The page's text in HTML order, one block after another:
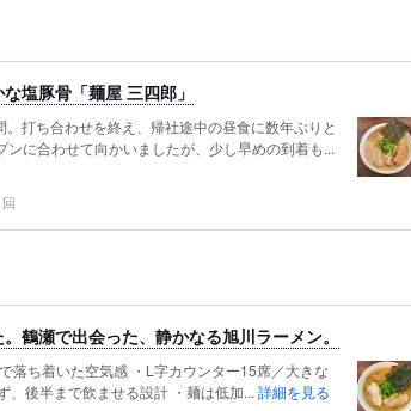
塩豚骨「麺屋 三四郎」
打ち合わせを終え、帰社途中の昼食に数年ぶりと
に合わせて向かいましたが、少し早めの到着も...
回
鶴瀬で出会った、静かなる旭川ラーメン。
落ち着いた空気感 ・L字カウンター15席／大きな
、後半まで飲ませる設計 ・麺は低加... 詳細を見る